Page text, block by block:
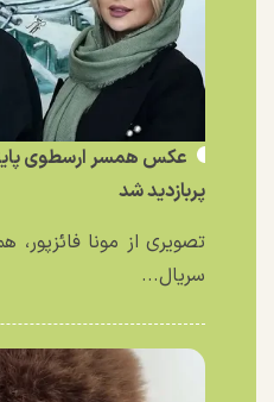
عکس همسر ارسطوی
پربازدید شد
تصویری از مونا فائزپور،
سریال...